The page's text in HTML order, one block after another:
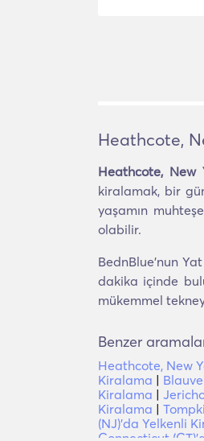
Heathcote,
Heathcote, New
kiralamak, bir
yaşamın
olabilir.
BednBlue'nun
dakika içinde
mükemmel
Benzer
Heathcote, New
Kiralama |
Kiralama |
Kiralama |
(NJ)'da Yelkenli
Connecticut